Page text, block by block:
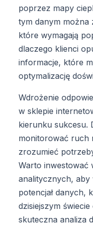
poprzez mapy
tym danym można
które wymagają
dlaczego klienci
informacje, które
optymalizację
Wdrożenie
w sklepie
kierunku sukcesu.
monitorować ruch
zrozumieć
Warto inwestować
analitycznych, aby
potencjał danych,
dzisiejszym
skuteczna analiza